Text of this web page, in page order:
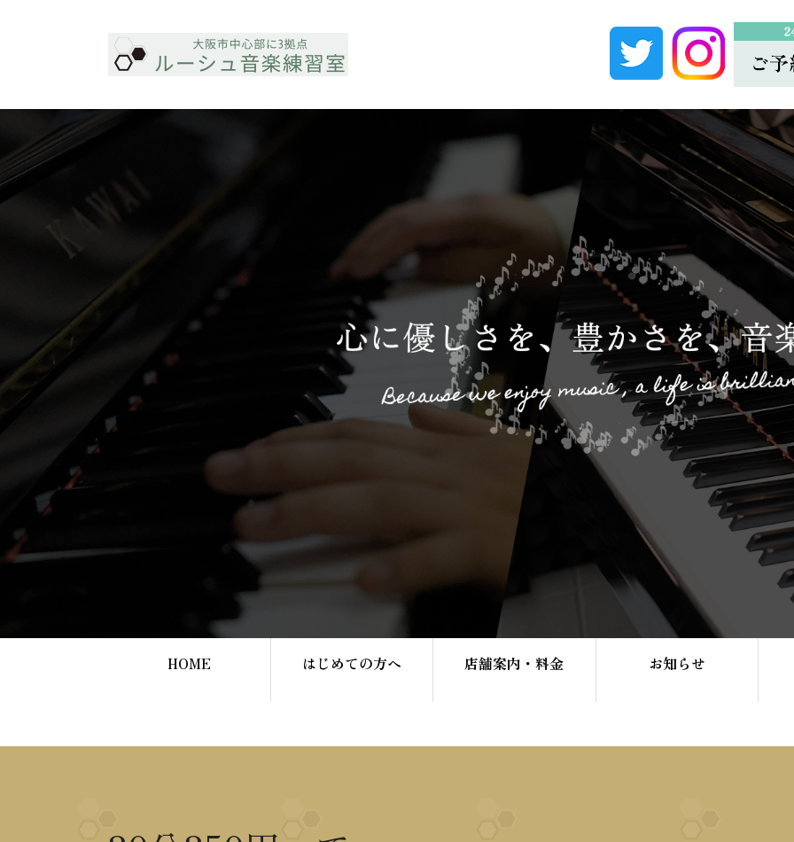
HOME はじめての方へ 店舗案内・料金 お知らせ